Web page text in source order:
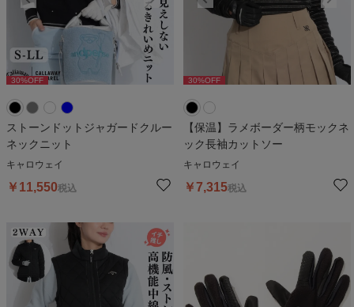
30%OFF %OFF
ストーンドットジャガードクルー
ネックニット
キャロウェイ
￥ 11,550税込
30%OFF 30%OFF
【保温】ラメボーダー柄モックネ
ック長袖カットソー
キャロウェイ
￥7,315税込